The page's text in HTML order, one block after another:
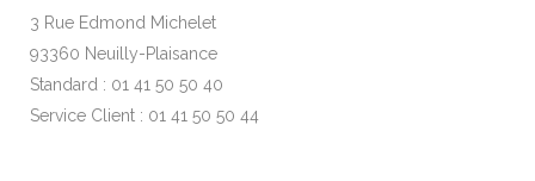
3 Rue Edmond Michelet
93360 Neuilly-Plaisance
Standard : 01 41 50 50 40
Service Client : 01 41 50 50 44